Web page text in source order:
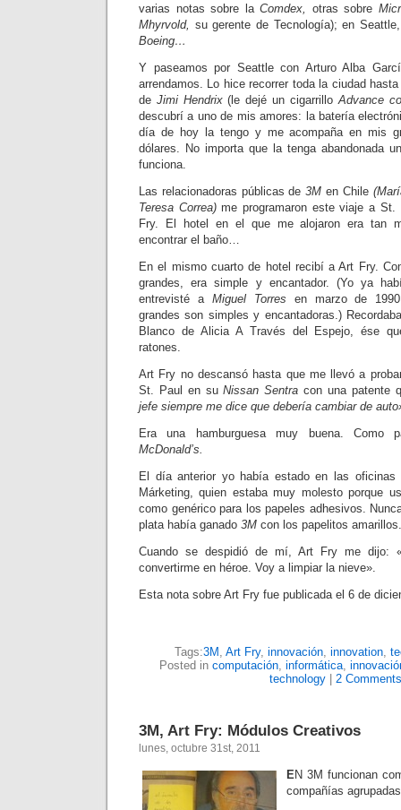
varias notas sobre la Comdex, otras sobre
Mhyrvold, su gerente de Tecnología); en
Boeing…
Y paseamos por Seattle con Arturo Alba
arrendamos. Lo hice recorrer toda la ciudad
de Jimi Hendrix(le dejé un cigarrilloAdvance
descubrí a uno de mis amores: la batería
día de hoy la tengo y me acompaña en mis
dólares. No importa que la tenga abandonada
funciona.
Las relacionadoras públicas de3M en Chile
Teresa Correa)me programaron este viaje a St.
Fry. El hotel en el que me alojaron era tan
encontrar el baño…
En el mismo cuarto de hotel recibí a Art Fry.
grandes, era simple y encantador. (Yo ya
entrevisté a Miguel Torres en marzo de
grandes son simples y encantadoras.)
Blanco de Alicia A Través del Espejo, ése
ratones.
Art Fry no descansó hasta que me llevó a
St. Paul en suNissan Sentra con una patente
jefe siempre me dice que debería cambiar de
Era una hamburguesa muy buena. Como
McDonald’s.
El día anterior yo había estado en las
Márketing, quien estaba muy molesto porque
como genérico para los papeles adhesivos.
plata había ganado 3M con los papelitos amarillos.
Cuando se despidió de mí, Art Fry me dijo:
convertirme en héroe. Voy a limpiar la nieve».
Esta nota sobre Art Fry fue publicada el 6 de
Tags:3M , Art Fry, innovación, innovation,
Posted in computación, informática,
technology| 2
3M, Art Fry: Módulos Creativos
lunes, octubre 31st, 2011
EN 3M funcionan
compañías